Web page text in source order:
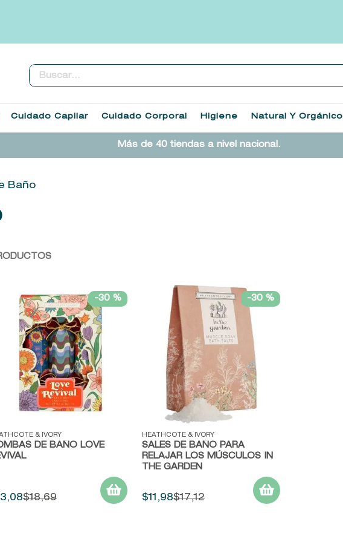
Buscar...
Cuidado Capilar Cuidado Corporal Higiene Natural Y Orgánico
Más de 40 tiendas a nivel nacional.
Baño
-30 %
rápida
& IVORY
DE BAÑO LOVE
,08$18,69
-30 %
Vista rápida
HEATHCOTE & IVORY
SALES DE BAÑO PARA
RELAJAR LOS MÚSCULOS IN
THE GARDEN
$11 ,98$17,12
1.
heathcote
sol ipanema
3.
cleanance
10. john frieda